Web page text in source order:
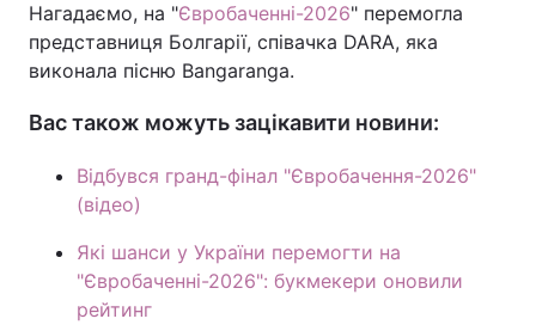
Нагадаємо, на "Євробаченні-2026" перемогла
представниця Болгарії, співачка DARA, яка
виконала пісню Bangaranga.
Вас також можуть зацікавити новини:
Відбувся гранд-фінал "Євробачення-2026"
(відео)
Які шанси у України перемогти на
"Євробаченні-2026": букмекери оновили
рейтинг